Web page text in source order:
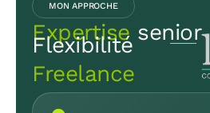
MON APPROCHE
Expertise senior
Flexibilité
Freelance